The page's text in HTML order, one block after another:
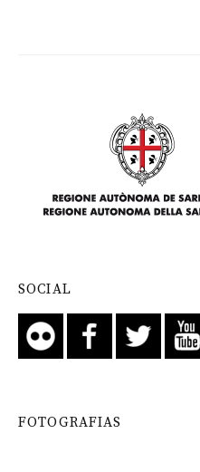
SOCIAL
FOTOGRAFIAS